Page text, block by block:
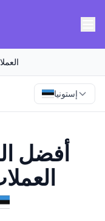
إستونيا
أفضل